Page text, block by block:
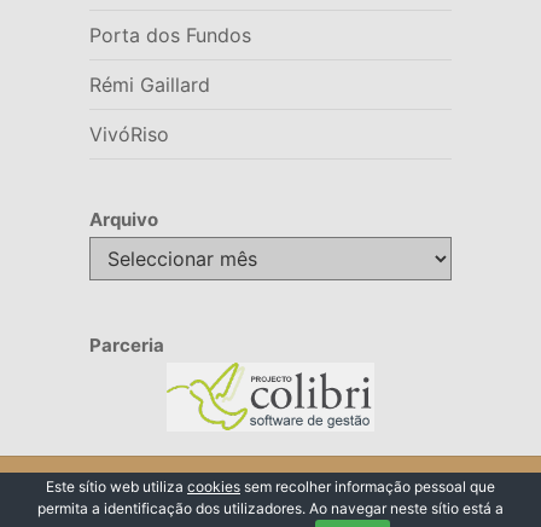
Porta dos Fundos
Rémi Gaillard
VivóRiso
Arquivo
Arquivo
Parceria
© 2026 VivóRiso
Voltar ao Topo ↑
Este sítio web utiliza cookies sem recolher informação pessoal que
permita a identificação dos utilizadores. Ao navegar neste sítio está a